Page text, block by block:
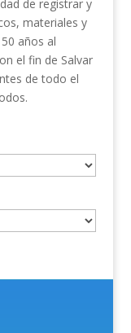
de registrar y
materiales y
años al
el fin de Salvar
de todo el